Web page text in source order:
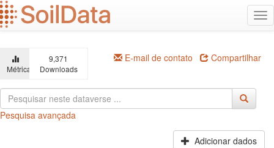
Ir
para
o
principal
Métricas
9,371
Downloads
E-mail de contato Compartilhar
Pesquisa avançada
Adicionar dados